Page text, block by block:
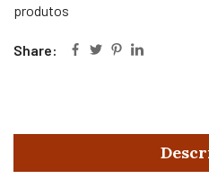
produtos
Share: